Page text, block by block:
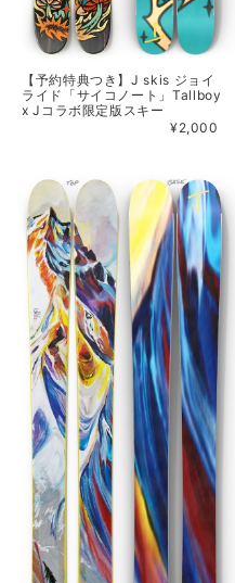
【予約特典つき】J skis ジョイ
ライド「サイコノート」Tallboy
x Jコラボ限定版スキー
¥2,000